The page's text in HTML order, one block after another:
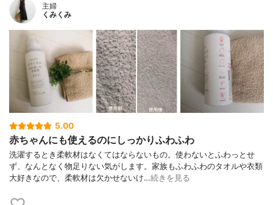
主婦
くみくみ
5.00
赤ちゃんにも使えるのにしっかりふわふわ
洗濯するとき柔軟材はなくてはならないもの。使わないとふわっとせ
ず、なんとなく物足りない気がします。家族もふわふわのタオルや衣類
大好きなので、柔軟材は欠かせないけ…続きを見る